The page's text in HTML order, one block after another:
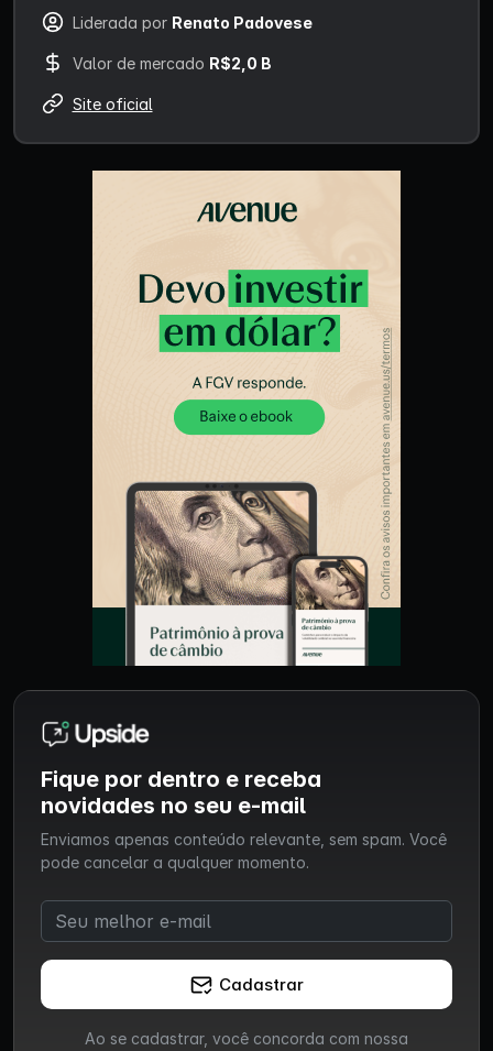
Liderada por Renato Padovese
Valor de mercado R$2,0 B
Site oficial
Fique por dentro e receba
novidades no seu e-mail
Enviamos apenas conteúdo relevante, sem spam. Você
pode cancelar a qualquer momento.
Cadastrar
Ao se cadastrar, você concorda com nossa